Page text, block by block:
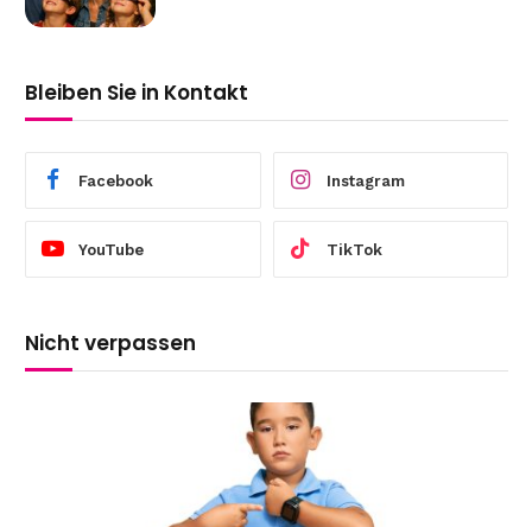
Bleiben Sie in Kontakt
Facebook Instagram
YouTube TikTok
Nicht verpassen